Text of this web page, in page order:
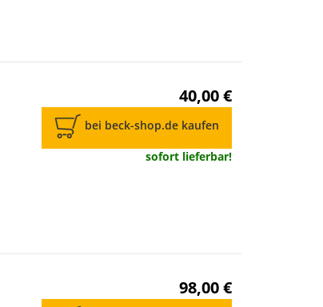
40,00 €
bei beck-shop.de kaufen
sofort lieferbar!
98,00 €